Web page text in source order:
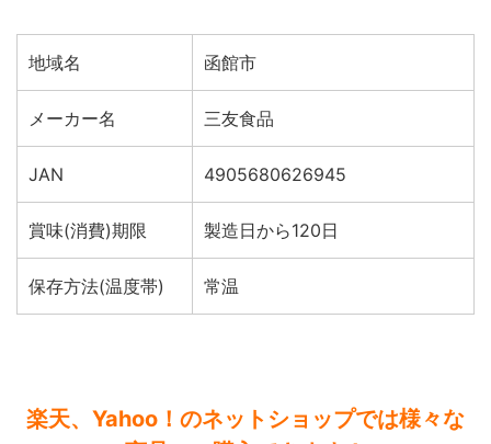
地域名 函館市
メーカー名 三友食品
JAN 4905680626945
賞味(消費)期限 製造日から120日
保存方法(温度帯) 常温
楽天、Yahoo！のネットショップでは様々な